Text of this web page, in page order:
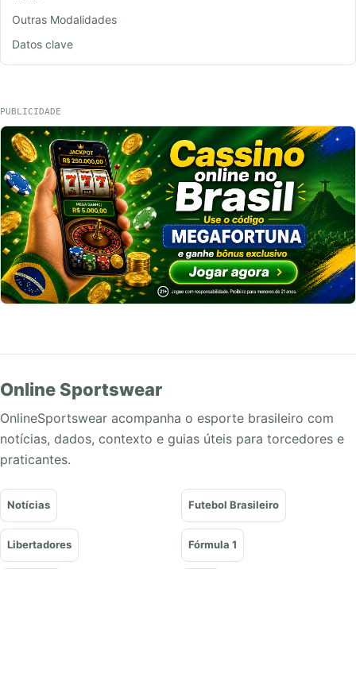
Outras Modalidades
Datos clave
PUBLICIDADE
Online Sportswear
OnlineSportswear acompanha o esporte brasileiro com
notícias, dados, contexto e guias úteis para torcedores e
praticantes.
Notícias Futebol Brasileiro
Libertadores Fórmula 1